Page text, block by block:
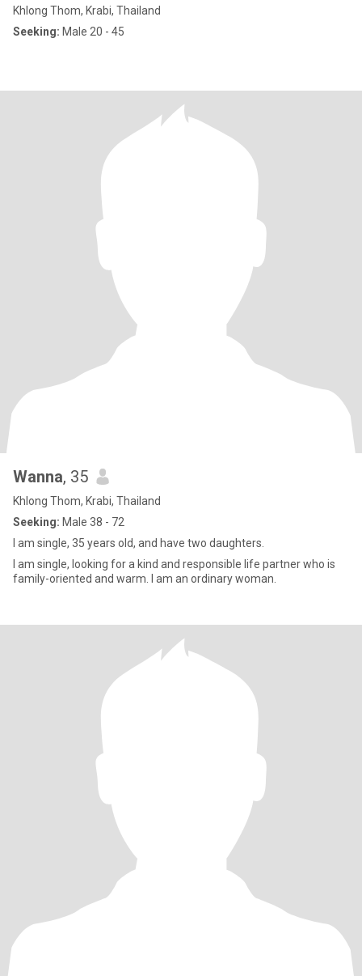
Khlong Thom, Krabi, Thailand
Seeking: Male 20 - 45
Wanna, 35
Khlong Thom, Krabi, Thailand
Seeking: Male 38 - 72
I am single, 35 years old, and have two daughters.
I am single, looking for a kind and responsible life partner who is
family-oriented and warm. I am an ordinary woman.